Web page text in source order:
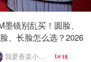
墨镜别乱买！圆脸、
、长脸怎么选？2026
实测不踩雷
我爱香菜小绿人 15